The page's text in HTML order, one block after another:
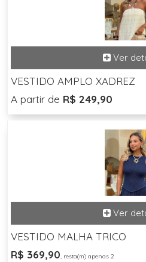
VESTIDO AMPLO XADREZ
A partir de R$ 249,90
VESTIDO MALHA TRICO
R$ 369,90, resta(m) apenas 2